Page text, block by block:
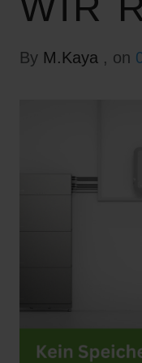
By M.Kaya , on